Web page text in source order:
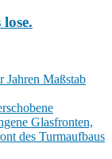
Jahren Maßstab
Glasfronten,
des Turmaufbaus